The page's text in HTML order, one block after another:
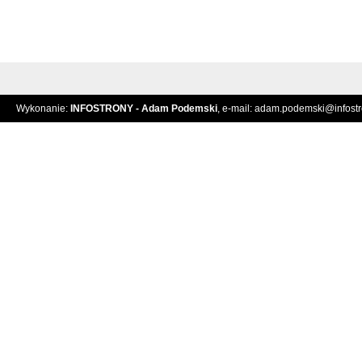
Wykonanie: INFOSTRONY - Adam Podemski, e-mail: